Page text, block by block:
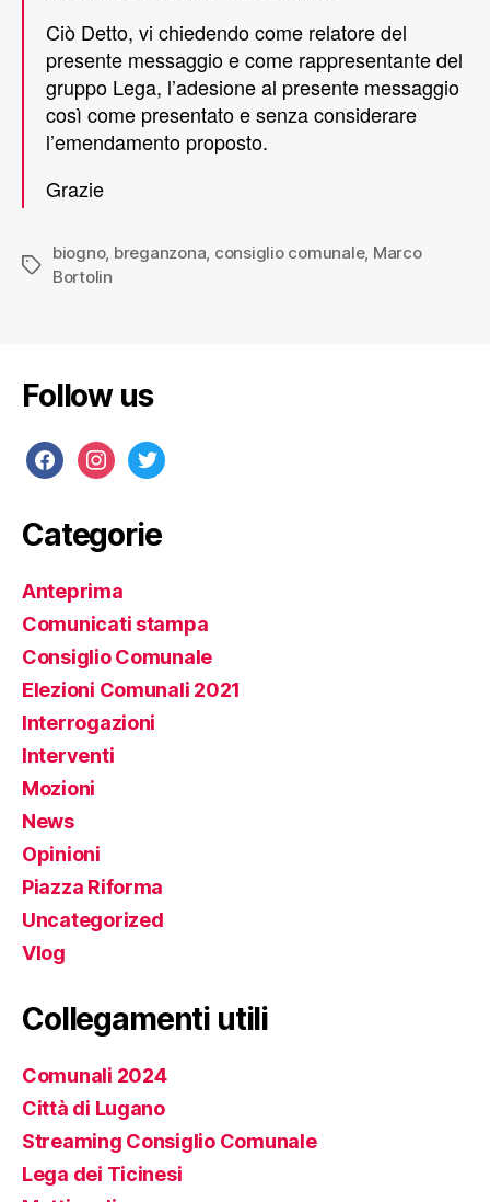
Ciò Detto, vi chiedendo come relatore del
presente messaggio e come rappresentante del
gruppo Lega, l’adesione al presente messaggio
così come presentato e senza considerare
l’emendamento proposto.
Grazie
biogno, breganzona, consiglio comunale, Marco
Bortolin
Follow us
Categorie
Anteprima
Comunicati stampa
Consiglio Comunale
Elezioni Comunali 2021
Interrogazioni
Interventi
Mozioni
News
Opinioni
Piazza Riforma
Uncategorized
Vlog
Collegamenti utili
Comunali 2024
Città di Lugano
Streaming Consiglio Comunale
Lega dei Ticinesi